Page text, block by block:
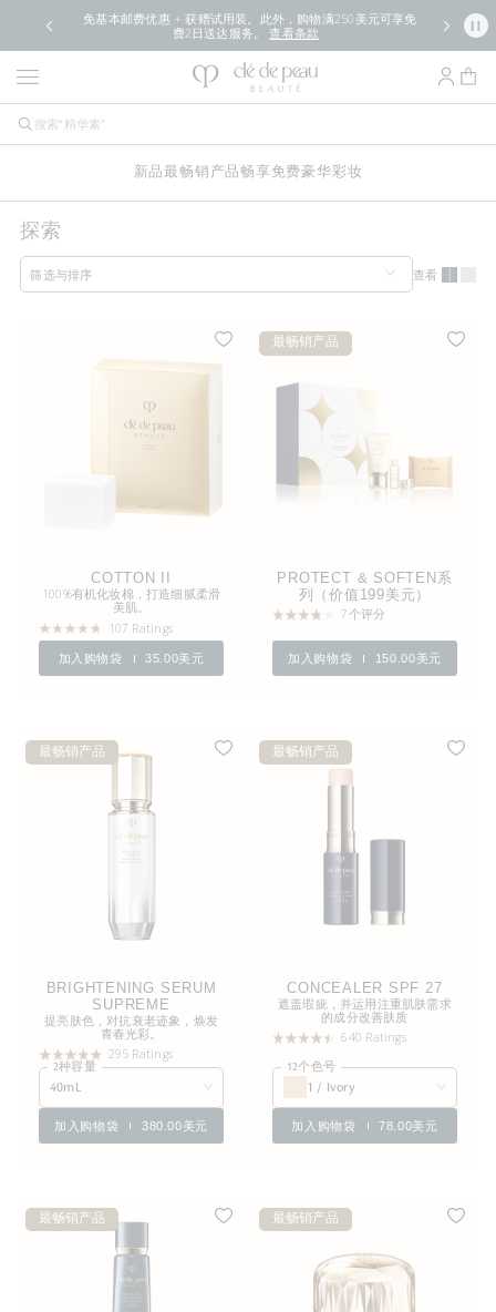
免基本邮费优惠 + 获赠试用装。此外，购物满250美元可享免
费2日送达服务。查看条款
新品最畅销产品畅享免费豪华彩妆
探索
筛选与排序 查看
COTTON II
100%有机化妆棉，打造细腻柔滑
美肌。
107 Ratings
加入购物袋 35.00美元
最畅销产品
PROTECT & SOFTEN系
列（价值199美元）
7个评分
加入购物袋 150.00美元
最畅销产品
BRIGHTENING SERUM
SUPREME
提亮肤色，对抗衰老迹象，焕发
青春光彩。
295 Ratings
2种容量
40mL
加入购物袋 380.00美元
最畅销产品
CONCEALER SPF 27
遮盖瑕疵，并运用注重肌肤需求
的成分改善肤质
640 Ratings
12个色号
1 / Ivory
加入购物袋 78.00美元
最畅销产品 最畅销产品